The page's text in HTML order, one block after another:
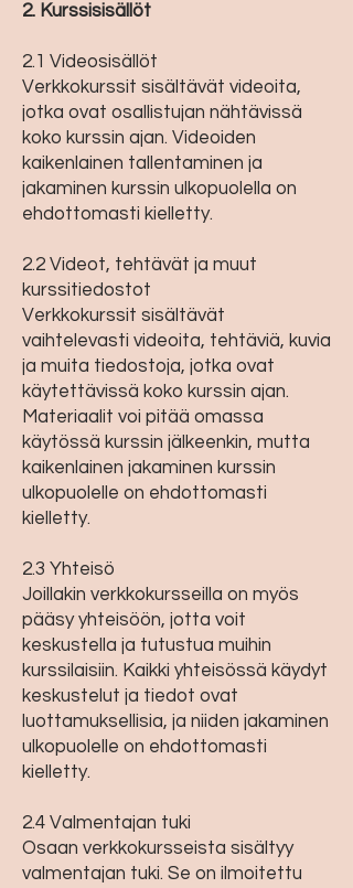
2. Kurssisisällöt
2.1 Videosisällöt
Verkkokurssit sisältävät videoita,
jotka ovat osallistujan nähtävissä
koko kurssin ajan. Videoiden
kaikenlainen tallentaminen ja
jakaminen kurssin ulkopuolella on
ehdottomasti kielletty.
2.2 Videot, tehtävät ja muut
kurssitiedostot
Verkkokurssit sisältävät
vaihtelevasti videoita, tehtäviä, kuvia
ja muita tiedostoja, jotka ovat
käytettävissä koko kurssin ajan.
Materiaalit voi pitää omassa
käytössä kurssin jälkeenkin, mutta
kaikenlainen jakaminen kurssin
ulkopuolelle on ehdottomasti
kielletty.
2.3 Yhteisö
Joillakin verkkokursseilla on myös
pääsy yhteisöön, jotta voit
keskustella ja tutustua muihin
kurssilaisiin. Kaikki yhteisössä käydyt
keskustelut ja tiedot ovat
luottamuksellisia, ja niiden jakaminen
ulkopuolelle on ehdottomasti
kielletty.
2.4 Valmentajan tuki
Osaan verkkokursseista sisältyy
valmentajan tuki. Se on ilmoitettu